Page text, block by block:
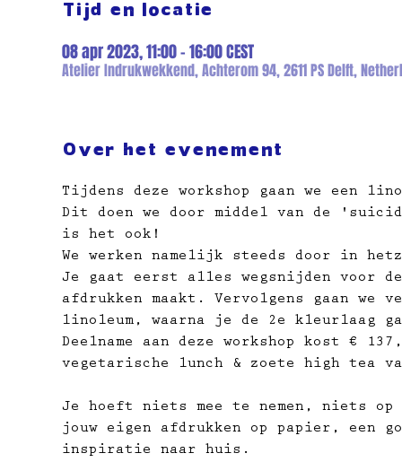
Tijd en locatie
08 apr 2023, 11:00 – 16:00 CEST
Atelier Indrukwekkend, Achterom 94, 2611 PS Delft,
Over het evenement
Tijdens deze workshop gaan we een
Dit doen we door middel van de
is het ook!
We werken namelijk steeds door in
Je gaat eerst alles wegsnijden voor
afdrukken maakt. Vervolgens gaan
linoleum, waarna je de 2e kleurlaag
Deelname aan deze workshop kost €
vegetarische lunch & zoete high tea
Je hoeft niets mee te nemen, niets
jouw eigen afdrukken op papier, ​een
inspiratie naar huis.